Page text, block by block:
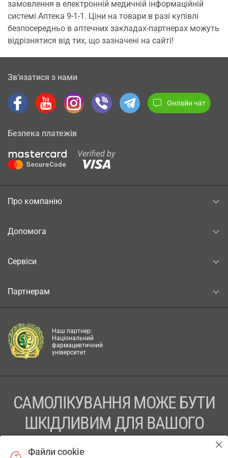
замовлення в електронній медичній інформаційній
системі Аптека 9-1-1. Ціни на товари в разі купівлі
безпосередньо в аптечних закладах-партнерах можуть
відрізнятися від тих, що зазначені на сайті!
Зв’язатися з нами
Онлайн чат
Безпека платежів
Про компанію
Допомога
Сервіси
Партнерам
Наш партнер:
Національний
фармацевтичний
університет
САМОЛІКУВАННЯ МОЖЕ БУТИ
ШКІДЛИВИМ ДЛЯ ВАШОГО
Файли cookie